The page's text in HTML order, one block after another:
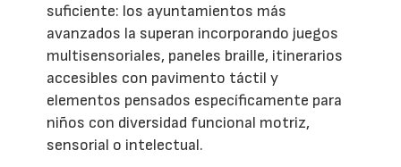
suficiente: los ayuntamientos más
avanzados la superan incorporando juegos
multisensoriales, paneles braille, itinerarios
accesibles con pavimento táctil y
elementos pensados específicamente para
niños con diversidad funcional motriz,
sensorial o intelectual.